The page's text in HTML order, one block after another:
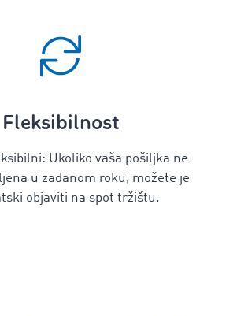
Fleksibilnost
Ukoliko vaša pošiljka ne
u zadanom roku, možete je
objaviti na spot tržištu.